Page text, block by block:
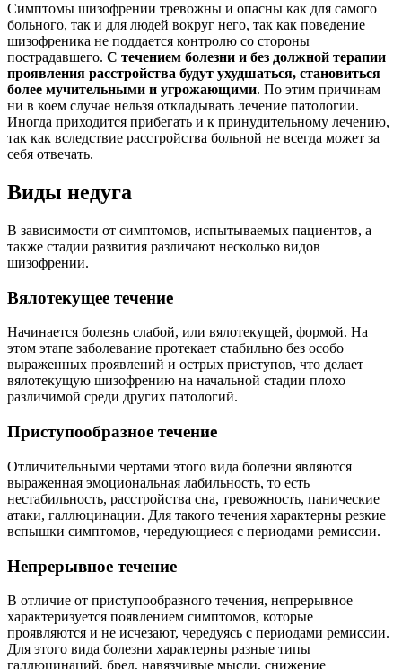
Симптомы шизофрении тревожны и опасны как для самого
больного, так и для людей вокруг него, так как поведение
шизофреника не поддается контролю со стороны
пострадавшего. С течением болезни и без должной терапии
проявления расстройства будут ухудшаться, становиться
более мучительными и угрожающими. По этим причинам
ни в коем случае нельзя откладывать лечение патологии.
Иногда приходится прибегать и к принудительному лечению,
так как вследствие расстройства больной не всегда может за
себя отвечать.
Виды недуга
В зависимости от симптомов, испытываемых пациентов, а
также стадии развития различают несколько видов
шизофрении.
Вялотекущее течение
Начинается болезнь слабой, или вялотекущей, формой. На
этом этапе заболевание протекает стабильно без особо
выраженных проявлений и острых приступов, что делает
вялотекущую шизофрению на начальной стадии плохо
различимой среди других патологий.
Приступообразное течение
Отличительными чертами этого вида болезни являются
выраженная эмоциональная лабильность, то есть
нестабильность, расстройства сна, тревожность, панические
атаки, галлюцинации. Для такого течения характерны резкие
вспышки симптомов, чередующиеся с периодами ремиссии.
Непрерывное течение
В отличие от приступообразного течения, непрерывное
характеризуется появлением симптомов, которые
проявляются и не исчезают, чередуясь с периодами ремиссии.
Для этого вида болезни характерны разные типы
галлюцинаций, бред, навязчивые мысли, снижение